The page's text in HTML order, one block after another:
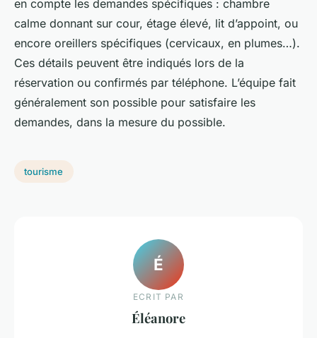
en compte les demandes spécifiques : chambre
calme donnant sur cour, étage élevé, lit d’appoint, ou
encore oreillers spécifiques (cervicaux, en plumes…).
Ces détails peuvent être indiqués lors de la
réservation ou confirmés par téléphone. L’équipe fait
généralement son possible pour satisfaire les
demandes, dans la mesure du possible.
tourisme
É
ECRIT PAR
Éléanore